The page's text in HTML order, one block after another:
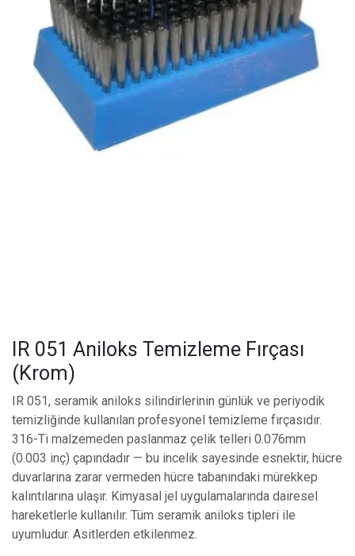
IR 051 Aniloks Temizleme Fırçası
(Krom)
IR 051, seramik aniloks silindirlerinin günlük ve periyodik
temizliğinde kullanılan profesyonel temizleme fırçasıdır.
316-Ti malzemeden paslanmaz çelik telleri 0.076mm
(0.003 inç) çapındadır — bu incelik sayesinde esnektir, hücre
duvarlarına zarar vermeden hücre tabanındaki mürekkep
kalıntılarına ulaşır. Kimyasal jel uygulamalarında dairesel
hareketlerle kullanılır. Tüm seramik aniloks tipleri ile
uyumludur. Asitlerden etkilenmez.